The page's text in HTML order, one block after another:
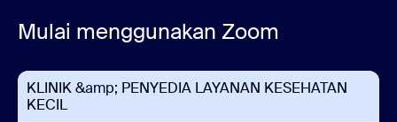
Mulai menggunakan Zoom
KLINIK &amp; PENYEDIA LAYANAN KESEHATAN
KECIL